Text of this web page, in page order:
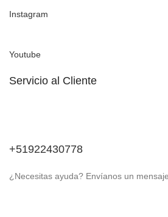
Instagram
Youtube
Servicio al Cliente
+51922430778
¿Necesitas ayuda? Envíanos un mensaje